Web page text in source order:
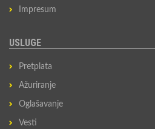
Impresum
USLUGE
Pretplata
Ažuriranje
Oglašavanje
Vesti